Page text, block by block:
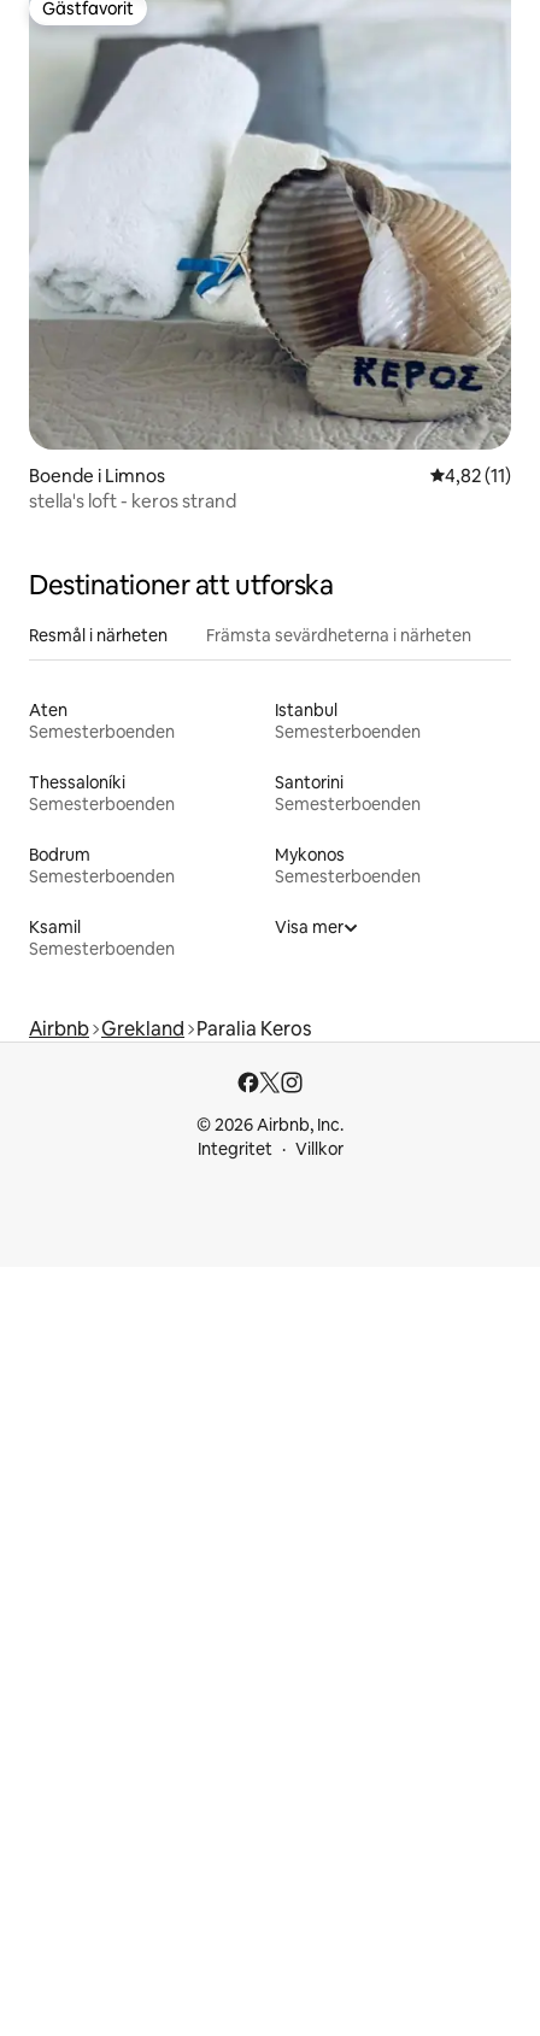
Gästfavorit
Gästfavorit
Boende i Limnos 4,82 av 5 i
4,82 (11)
stella's loft - keros strand
Destinationer att utforska
Resmål i närheten Främsta sevärdheterna i närheten
Aten
Semesterboenden
Istanbul
Semesterboenden
Thessaloníki
Semesterboenden
Santorini
Semesterboenden
Bodrum
Semesterboenden
Mykonos
Semesterboenden
Ksamil
Semesterboenden
Visa mer
Airbnb Grekland Paralia Keros
© 2026 Airbnb, Inc.
Integritet
Villkor